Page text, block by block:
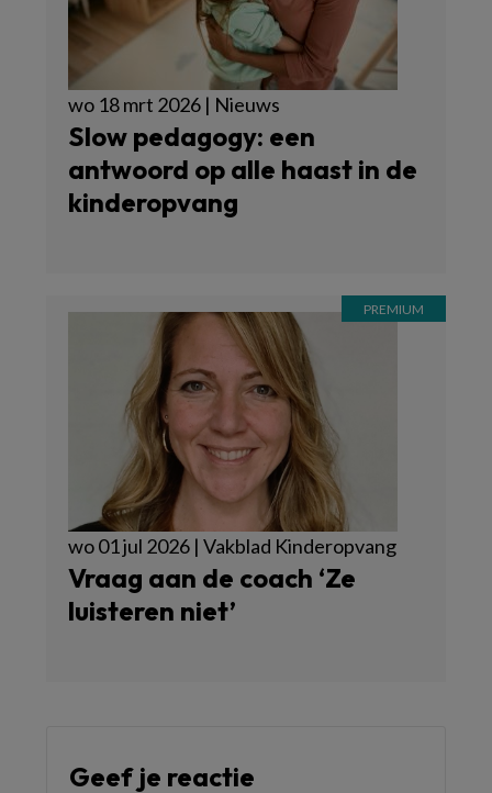
wo 18 mrt 2026 | Nieuws
Slow pedagogy: een
antwoord op alle haast in de
kinderopvang
wo 01 jul 2026 | Vakblad Kinderopvang
Vraag aan de coach ‘Ze
luisteren niet’
Geef je reactie